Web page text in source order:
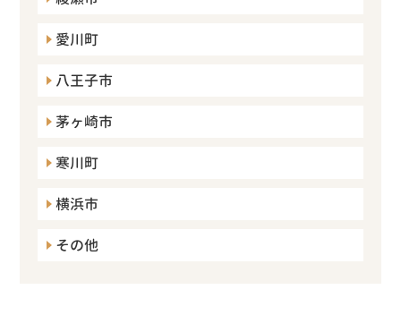
愛川町
八王子市
茅ヶ崎市
寒川町
横浜市
その他